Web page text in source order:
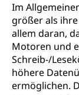
Im
größer als ihre
allem daran,
Motoren und
Schreib-/
höhere
ermöglichen.